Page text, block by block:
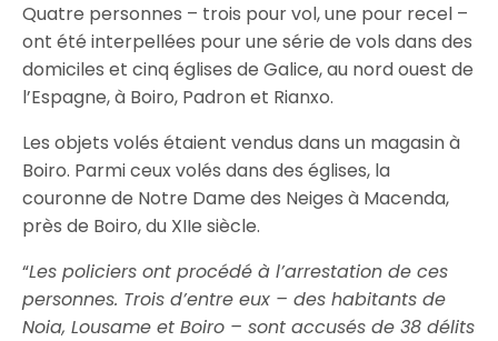
Quatre personnes – trois pour vol, une pour recel –
ont été interpellées pour une série de vols dans des
domiciles et cinq églises de Galice, au nord ouest de
l’Espagne, à Boiro, Padron et Rianxo.
Les objets volés étaient vendus dans un magasin à
Boiro. Parmi ceux volés dans des églises, la
couronne de Notre Dame des Neiges à Macenda,
près de Boiro, du XIIe siècle.
“Les policiers ont procédé à l’arrestation de ces
personnes. Trois d’entre eux – des habitants de
Noia, Lousame et Boiro – sont accusés de 38 délits